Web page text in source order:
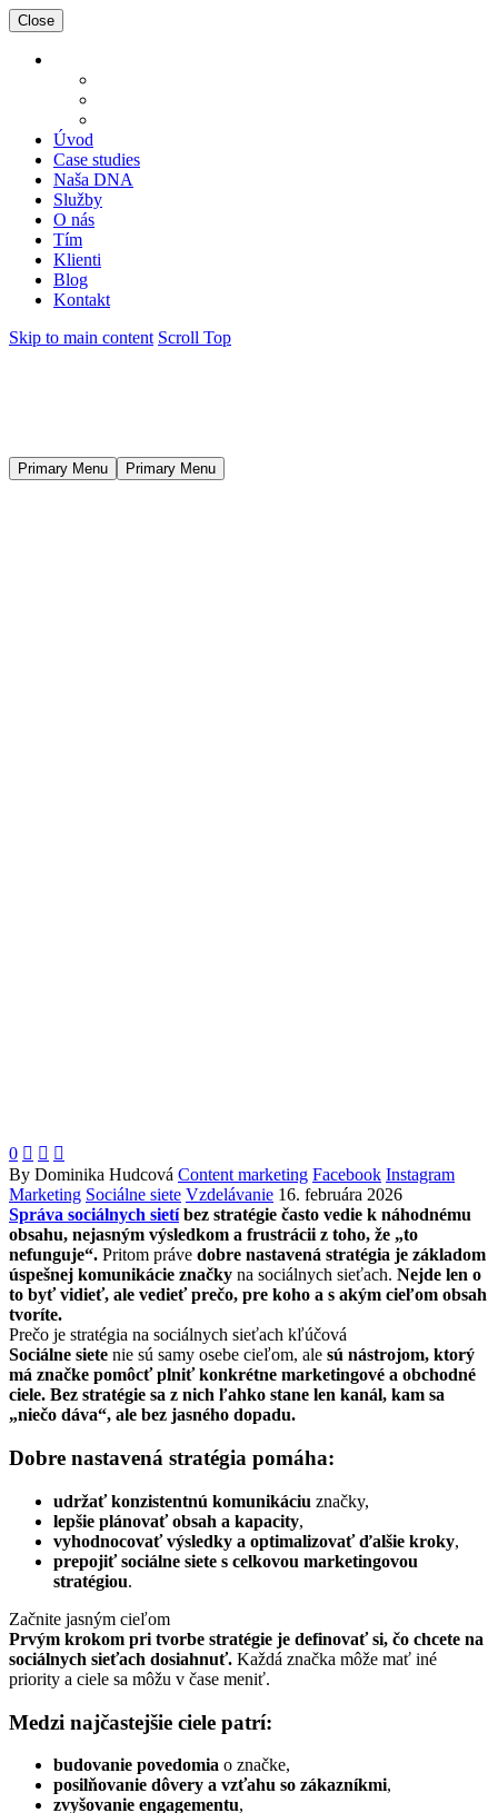
Close
Úvod
Case studies
Naša DNA
Služby
O nás
Tím
Klienti
Blog
Kontakt
Skip to main content Scroll Top
Primary Menu Primary Menu
0   
By Dominika Hudcová Content marketing Facebook Instagram
Marketing Sociálne siete Vzdelávanie 16. februára 2026
Správa sociálnych sietíbez stratégie často vedie k náhodnému
obsahu, nejasným výsledkom a frustrácii z toho, že „to
nefunguje“. Pritom práve dobre nastavená stratégia je základom
úspešnej komunikácie značky na sociálnych sieťach. Nejde len o
to byť vidieť, ale vedieť prečo, pre koho a s akým cieľom obsah
tvoríte.
Prečo je stratégia na sociálnych sieťach kľúčová
Sociálne siete nie sú samy osebe cieľom, ale sú nástrojom, ktorý
má značke pomôcť plniť konkrétne marketingové a obchodné
ciele. Bez stratégie sa z nich ľahko stane len kanál, kam sa
„niečo dáva“, ale bez jasného dopadu.
Dobre nastavená stratégia pomáha:
udržať konzistentnú komunikáciu značky,
lepšie plánovať obsah a kapacity,
vyhodnocovať výsledky a optimalizovať ďalšie kroky,
prepojiť sociálne siete s celkovou marketingovou
stratégiou.
Začnite jasným cieľom
Prvým krokom pri tvorbe stratégie je definovať si, čo chcete na
sociálnych sieťach dosiahnuť. Každá značka môže mať iné
priority a ciele sa môžu v čase meniť.
Medzi najčastejšie ciele patrí:
budovanie povedomia o značke,
posilňovanie dôvery a vzťahu so zákazníkmi,
zvyšovanie engagementu,